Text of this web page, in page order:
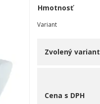
Hmotnosť
Variant
Zvolený variant
Cena s DPH